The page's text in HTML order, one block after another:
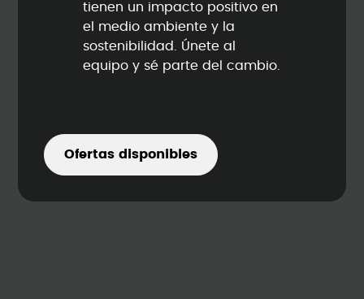
tienen un impacto positivo en
el medio ambiente y la
sostenibilidad. Únete al
equipo y sé parte del cambio.
Ofertas disponibles